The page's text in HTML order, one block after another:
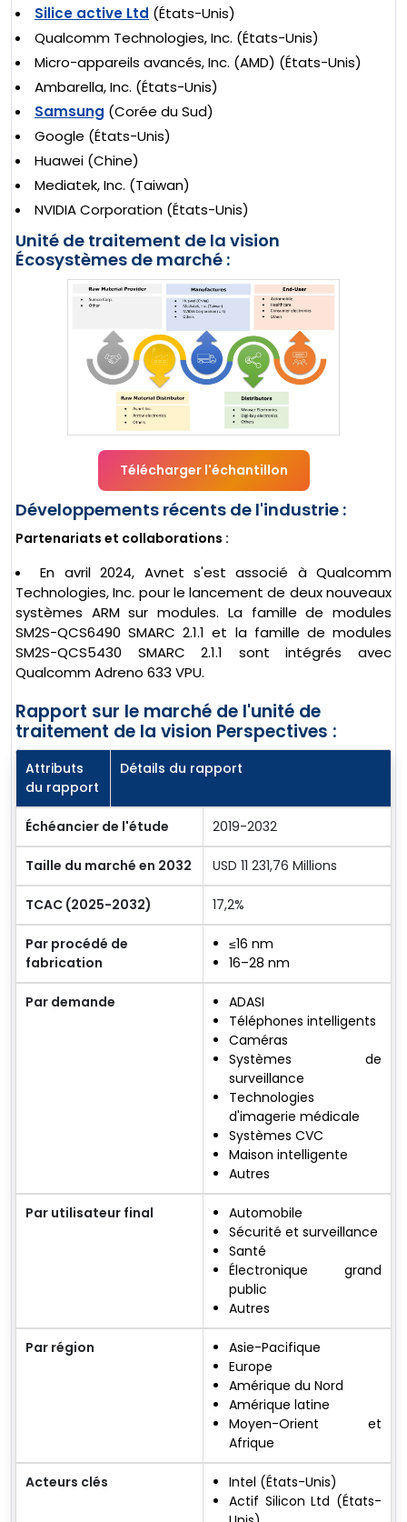
Silice active Ltd (États-Unis)
Qualcomm Technologies, Inc. (États-Unis)
Micro-appareils avancés, Inc. (AMD) (États-Unis)
Ambarella, Inc. (États-Unis)
Samsung (Corée du Sud)
Google (États-Unis)
Huawei (Chine)
Mediatek, Inc. (Taiwan)
NVIDIA Corporation (États-Unis)
Unité de traitement de la vision
Écosystèmes de marché :
Télécharger l'échantillon
Développements récents de l'industrie :
Partenariats et collaborations :
En avril 2024, Avnet s'est associé à Qualcomm
Technologies, Inc. pour le lancement de deux nouveaux
systèmes ARM sur modules. La famille de modules
SM2S-QCS6490 SMARC 2.1.1 et la famille de modules
SM2S-QCS5430 SMARC 2.1.1 sont intégrés avec
Qualcomm Adreno 633 VPU.
Rapport sur le marché de l'unité de
traitement de la vision Perspectives :
Attributs
du rapport
Détails du rapport
Échéancier de l'étude 2019-2032
Taille du marché en 2032 USD 11 231,76 Millions
TCAC (2025-2032) 17,2%
Par procédé de
fabrication
≤16 nm
16–28 nm
Par demande
ADASI
Téléphones intelligents
Caméras
Systèmes de
surveillance
Technologies
d'imagerie médicale
Systèmes CVC
Maison intelligente
Autres
Par utilisateur final
Automobile
Sécurité et surveillance
Santé
Électronique grand
public
Autres
Par région
Asie-Pacifique
Europe
Amérique du Nord
Amérique latine
Moyen-Orient et
Afrique
Acteurs clés
Intel (États-Unis)
Actif Silicon Ltd (États-